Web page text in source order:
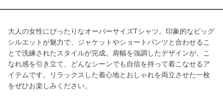
大人の女性にぴったりなオーバーサイズTシャツ。印象的なビッグ
シルエットが魅力で、ジャケットやショートパンツと合わせるこ
とで洗練されたスタイルが完成。肩幅を強調したデザインが、こ
なれ感を引き立て、どんなシーンでも自信を持って着こなせるア
イテムです。リラックスした着心地とおしゃれを両立させた一枚
をぜひお楽しみください。